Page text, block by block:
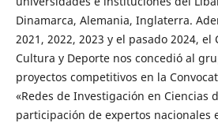
Dinamarca, Alemania, Inglaterra.
2021, 2022, 2023 y el pasado 2024,
Cultura y Deporte nos concedió al
proyectos competitivos en la
«Redes de Investigación en Ciencias
participación de expertos nacionales